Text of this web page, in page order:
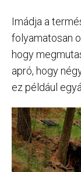
Imádja a
folyamatosan
hogy
apró, hogy
ez például